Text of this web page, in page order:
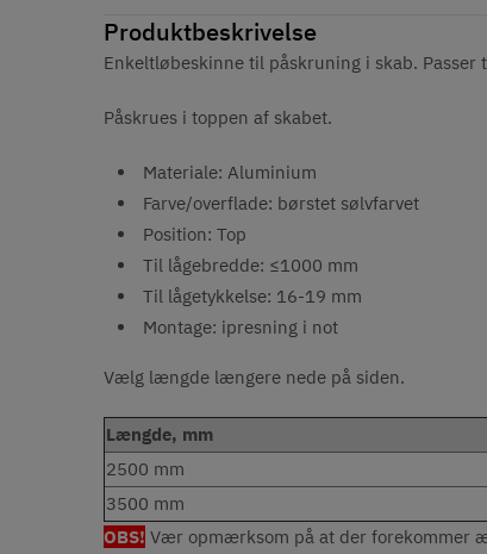
Produktbeskrivelse
Enkeltløbeskinne til påskruning i skab. Passer
Påskrues i toppen af skabet.
Materiale: Aluminium
Farve/overflade: børstet sølvfarvet
Position: Top
Til lågebredde: ≤1000 mm
Til lågetykkelse: 16-19 mm
Montage: ipresning i not
Vælg længde længere nede på siden.
Længde, mm
2500 mm
3500 mm
OBS! Vær opmærksom på at der forekommer